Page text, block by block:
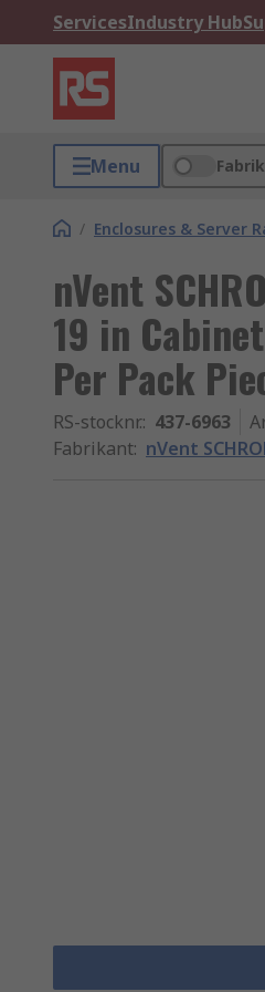
ServicesIndustry Hub
Menu
/ Enclosures & Server
nVent
19 in
Per Pack
RS-stocknr.: 437-6963
Fabrikant: nVent